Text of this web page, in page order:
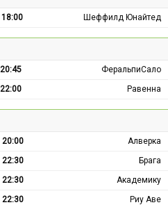
18:00 Шеффилд Юнайтед
20:45
ФеральпиСало
22:00 Равенна
20:00
Алверка
22:30
Брага
22:30
Академику
22:30 Риу Аве